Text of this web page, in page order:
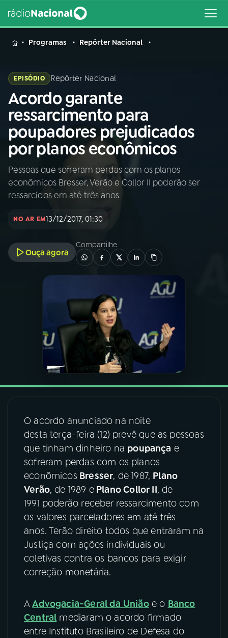
MENU
Buscar
na
Rádio
Nacional
Buscar
AO VIVO
01 INÍCIO
02A RÁDIO
03PROGRAMAÇÃO
PODCASTS
VIDEOCASTS
07ÚLTIMAS
08FESTIVAL DE MÚSICA
ACOMPANHE A RÁDIO NACIONAL
YouTube Facebook
Instagram X
TikTok
Programas Repórter Nacional
EPISÓDIO Repórter Nacional
Acordo garante
ressarcimento para
poupadores prejudicados
por planos econômicos
Pessoas que sofreram perdas com os planos
econômicos Bresser, Verão e Collor II poderão ser
ressarcidos em até três anos
NO AR EM13/12/2017, 01:30
Ouça agora
Compartilhe
O acordo anunciado na noite
desta terça-feira (12) prevê que as pessoas
que tinham dinheiro na poupança e
sofreram perdas com os planos
econômicos Bresser, de 1987, Plano
Verão, de 1989 ePlano Collor II, de
1991 poderão receber ressarcimento com
os valores parceladores em até três
anos. Terão direito todos que entraram na
Justiça com ações individuais ou
coletivas contra os bancos para exigir
correção monetária.
AAdvogacia-Geral da Uniãoe o Banco
Central mediaram o acordo firmado
entre Instituto Brasileiro de Defesa do